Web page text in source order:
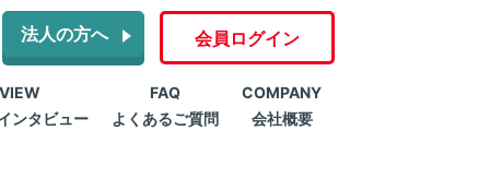
法人の方へ 会員ログイン
ンタビュー
FAQ
よくあるご質問
COMPANY
会社概要